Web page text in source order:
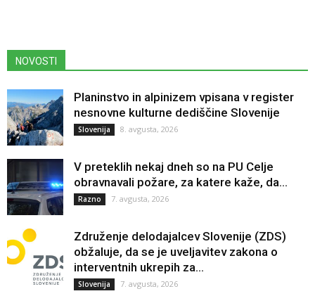
NOVOSTI
Planinstvo in alpinizem vpisana v register
nesnovne kulturne dediščine Slovenije
Slovenija 8. avgusta, 2026
V preteklih nekaj dneh so na PU Celje
obravnavali požare, za katere kaže, da...
Razno 7. avgusta, 2026
Združenje delodajalcev Slovenije (ZDS)
obžaluje, da se je uveljavitev zakona o
interventnih ukrepih za...
Slovenija 7. avgusta, 2026